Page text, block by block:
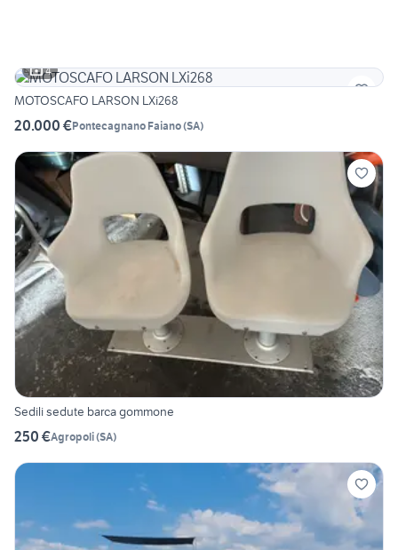
4
MOTOSCAFO LARSON LXi268
20.000 €Pontecagnano Faiano(SA)
Sedili sedute barca gommone
250 €Agropoli(SA)